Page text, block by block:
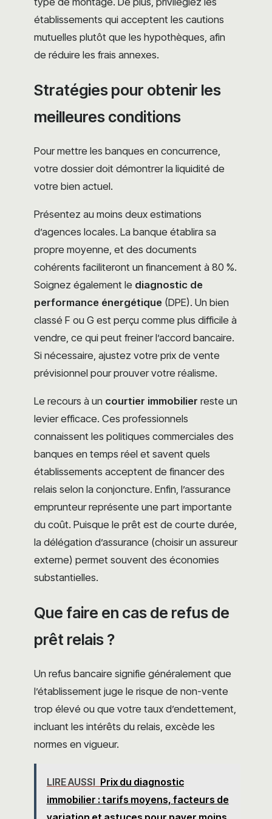
établissements qui acceptent les cautions
mutuelles plutôt que les hypothèques, afin
de réduire les frais annexes.
Stratégies pour obtenir les
meilleures conditions
Pour mettre les banques en concurrence,
votre dossier doit démontrer la liquidité de
votre bien actuel.
Présentez au moins deux estimations
d’agences locales. La banque établira sa
propre moyenne, et des documents
cohérents faciliteront un financement à 80 %.
Soignez également le diagnostic de
performance énergétique (DPE). Un bien
classé F ou G est perçu comme plus difficile à
vendre, ce qui peut freiner l’accord bancaire.
Si nécessaire, ajustez votre prix de vente
prévisionnel pour prouver votre réalisme.
Le recours à un courtier immobilier reste un
levier efficace. Ces professionnels
connaissent les politiques commerciales des
banques en temps réel et savent quels
établissements acceptent de financer des
relais selon la conjoncture. Enfin, l’assurance
emprunteur représente une part importante
du coût. Puisque le prêt est de courte durée,
la délégation d’assurance (choisir un assureur
externe) permet souvent des économies
substantielles.
Que faire en cas de refus de
prêt relais ?
Un refus bancaire signifie généralement que
l’établissement juge le risque de non-vente
trop élevé ou que votre taux d’endettement,
incluant les intérêts du relais, excède les
normes en vigueur.
LIRE AUSSI Prix du diagnostic
immobilier : tarifs moyens, facteurs de